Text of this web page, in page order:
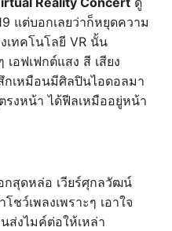
แต่บอกเลยว่าก็หยุดความ
เทคโนโลยี VR นั้น
อฟเฟกต์แสง สี เสียง
กเหมือนมีศิลปินไอดอลมา
รงหน้า ได้ฟีลเหมืออยู่หน้า
กสุดหล่อ เวียร์ศุกลวัฒน์
ว์เพลงเพราะๆ เอาใจ
ส่งไมค์ต่อให้เหล่า